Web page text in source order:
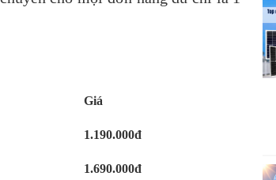
Giá
1.190.000đ
1.690.000đ